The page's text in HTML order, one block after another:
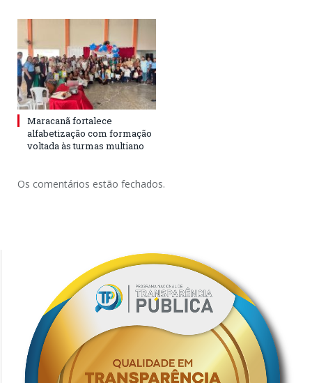
Maracanã fortalece
alfabetização com formação
voltada às turmas multiano
Os comentários estão fechados.